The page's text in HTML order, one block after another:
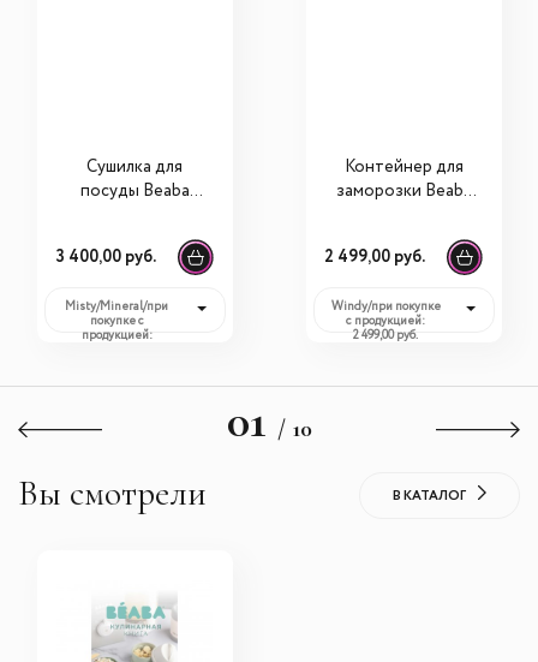
Сушилка для
посуды Beaba
3 400,00 руб.
Misty/Mineral/при
покупке с
продукцией:
Контейнер для
заморозки Beaba
2 499,00 руб.
Windy/при покупке
с продукцией:
2 499,00 руб.
01 / 10
Вы смотрели В КАТАЛОГ